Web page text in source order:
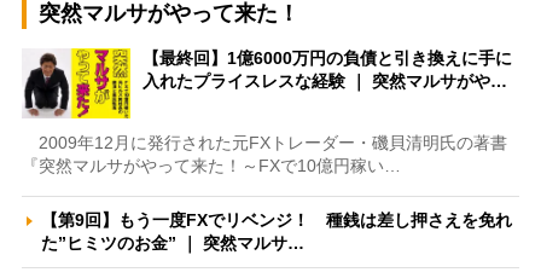
突然マルサがやって来た！
【最終回】1億6000万円の負債と引き換えに手に
入れたプライスレスな経験 ｜ 突然マルサがや…
2009年12月に発行された元FXトレーダー・磯貝清明氏の著書
『突然マルサがやって来た！～FXで10億円稼い…
【第9回】もう一度FXでリベンジ！ 種銭は差し押さえを免れ
た”ヒミツのお金” ｜ 突然マルサ…